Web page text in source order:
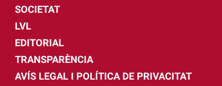
SOCIETAT
LVL
EDITORIAL
TRANSPARÈNCIA
AVÍS LEGAL I POLÍTICA DE PRIVACITAT